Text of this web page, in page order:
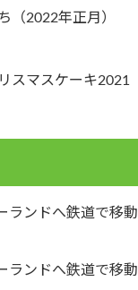
（2022年正月）
スマスケーキ2021
ランドへ鉄道で移動
ランドへ鉄道で移動